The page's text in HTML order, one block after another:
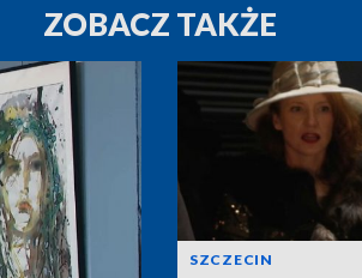
ZOBACZ TAKŻE
SZCZECIN